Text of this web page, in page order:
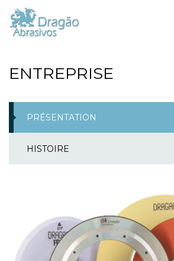
ENTREPRISE
PRÉSENTATION
HISTOIRE